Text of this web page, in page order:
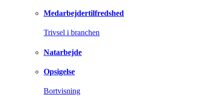
Medarbejdertilfredshed
Trivsel i branchen
Natarbejde
Opsigelse
Bortvisning